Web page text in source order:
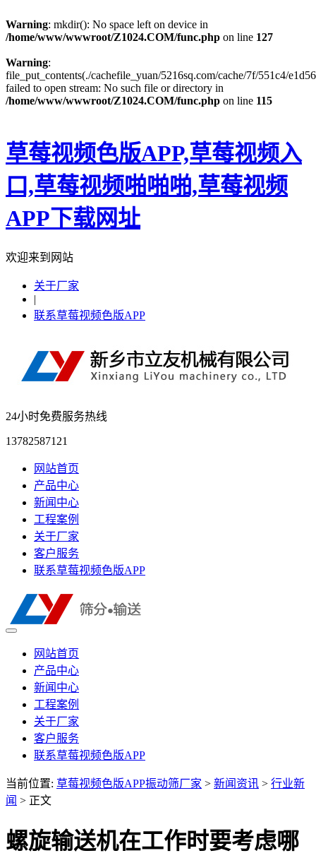
Warning: mkdir(): No space left on device in
/home/www/wwwroot/Z1024.COM/func.php on line 127
Warning:
file_put_contents(./cachefile_yuan/5216sq.com/cache/7f/551c4/
failed to open stream: No such file or directory in
/home/www/wwwroot/Z1024.COM/func.php on line 115
草莓视频色版APP,草莓视频入
口,草莓视频啪啪啪,草莓视频
APP下载网址
欢迎来到网站
关于厂家
|
联系草莓视频色版APP
24小时免费服务热线
13782587121
网站首页
产品中心
新闻中心
工程案例
关于厂家
客户服务
联系草莓视频色版APP
网站首页
产品中心
新闻中心
工程案例
关于厂家
客户服务
联系草莓视频色版APP
当前位置: 草莓视频色版APP振动筛厂家 > 新闻资讯 > 行业新
闻 > 正文
螺旋输送机在工作时要考虑哪